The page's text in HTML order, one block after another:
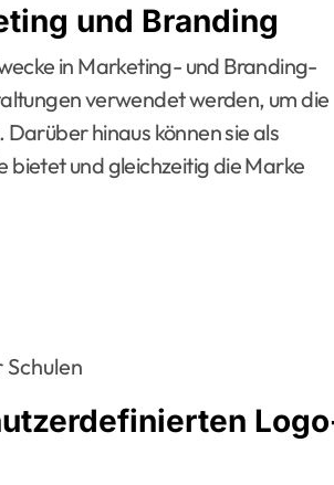
und Branding
in Marketing- und Branding-
verwendet werden, um die
hinaus können sie als
bietet und gleichzeitig die Marke